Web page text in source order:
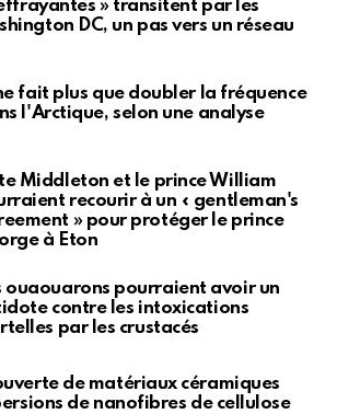
» transitent par les
DC, un pas vers un réseau
fait plus que doubler la fréquence
l'Arctique, selon une analyse
Middleton et le prince William
recourir à un « gentleman's
» pour protéger le prince
à Eton
ouaouarons pourraient avoir un
contre les intoxications
par les crustacés
de matériaux céramiques
de nanofibres de cellulose